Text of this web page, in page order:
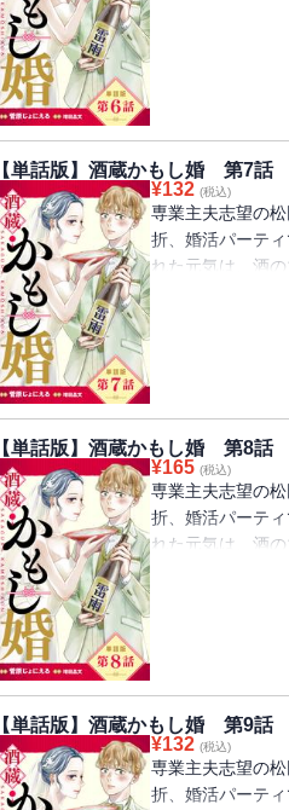
い元気はそのま
【単話版】酒蔵かもし婚 第7話
¥132 (税込)
専業主夫志望の
折、婚活パーテ
れた元気は、酒
い元気はそのま
【単話版】酒蔵かもし婚 第8話
¥165 (税込)
専業主夫志望の
折、婚活パーテ
れた元気は、酒
い元気はそのま
【単話版】酒蔵かもし婚 第9話
¥132 (税込)
専業主夫志望の
折、婚活パーテ